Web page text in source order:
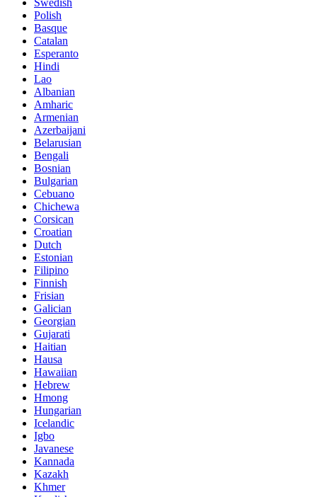
Swedish
Polish
Basque
Catalan
Esperanto
Hindi
Lao
Albanian
Amharic
Armenian
Azerbaijani
Belarusian
Bengali
Bosnian
Bulgarian
Cebuano
Chichewa
Corsican
Croatian
Dutch
Estonian
Filipino
Finnish
Frisian
Galician
Georgian
Gujarati
Haitian
Hausa
Hawaiian
Hebrew
Hmong
Hungarian
Icelandic
Igbo
Javanese
Kannada
Kazakh
Khmer